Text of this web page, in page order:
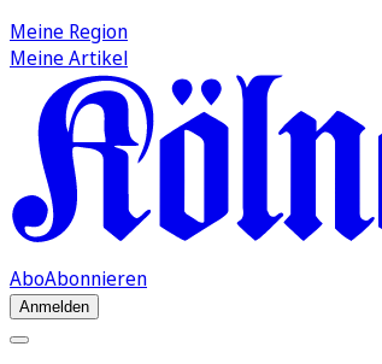
Meine Region
Meine Artikel
AboAbonnieren
Anmelden